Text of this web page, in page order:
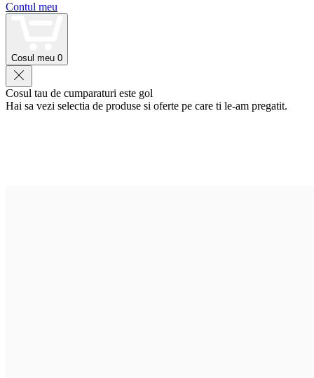
Contul meu
Cosul meu 0
Cosul tau de cumparaturi este gol
Hai sa vezi selectia de produse si oferte pe care ti le-am pregatit.